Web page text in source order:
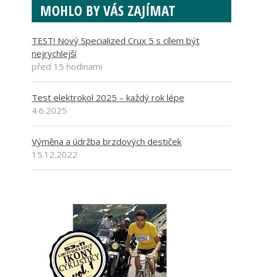
MOHLO BY VÁS ZAJÍMAT
TEST! Nový Specialized Crux 5 s cílem být
nejrychlejší
před 15 hodinami
Test elektrokol 2025 – každý rok lépe
4.6.2025
Výměna a údržba brzdových destiček
15.12.2022